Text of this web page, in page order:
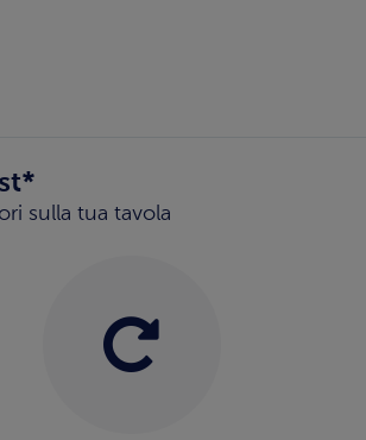
sulla tua tavola